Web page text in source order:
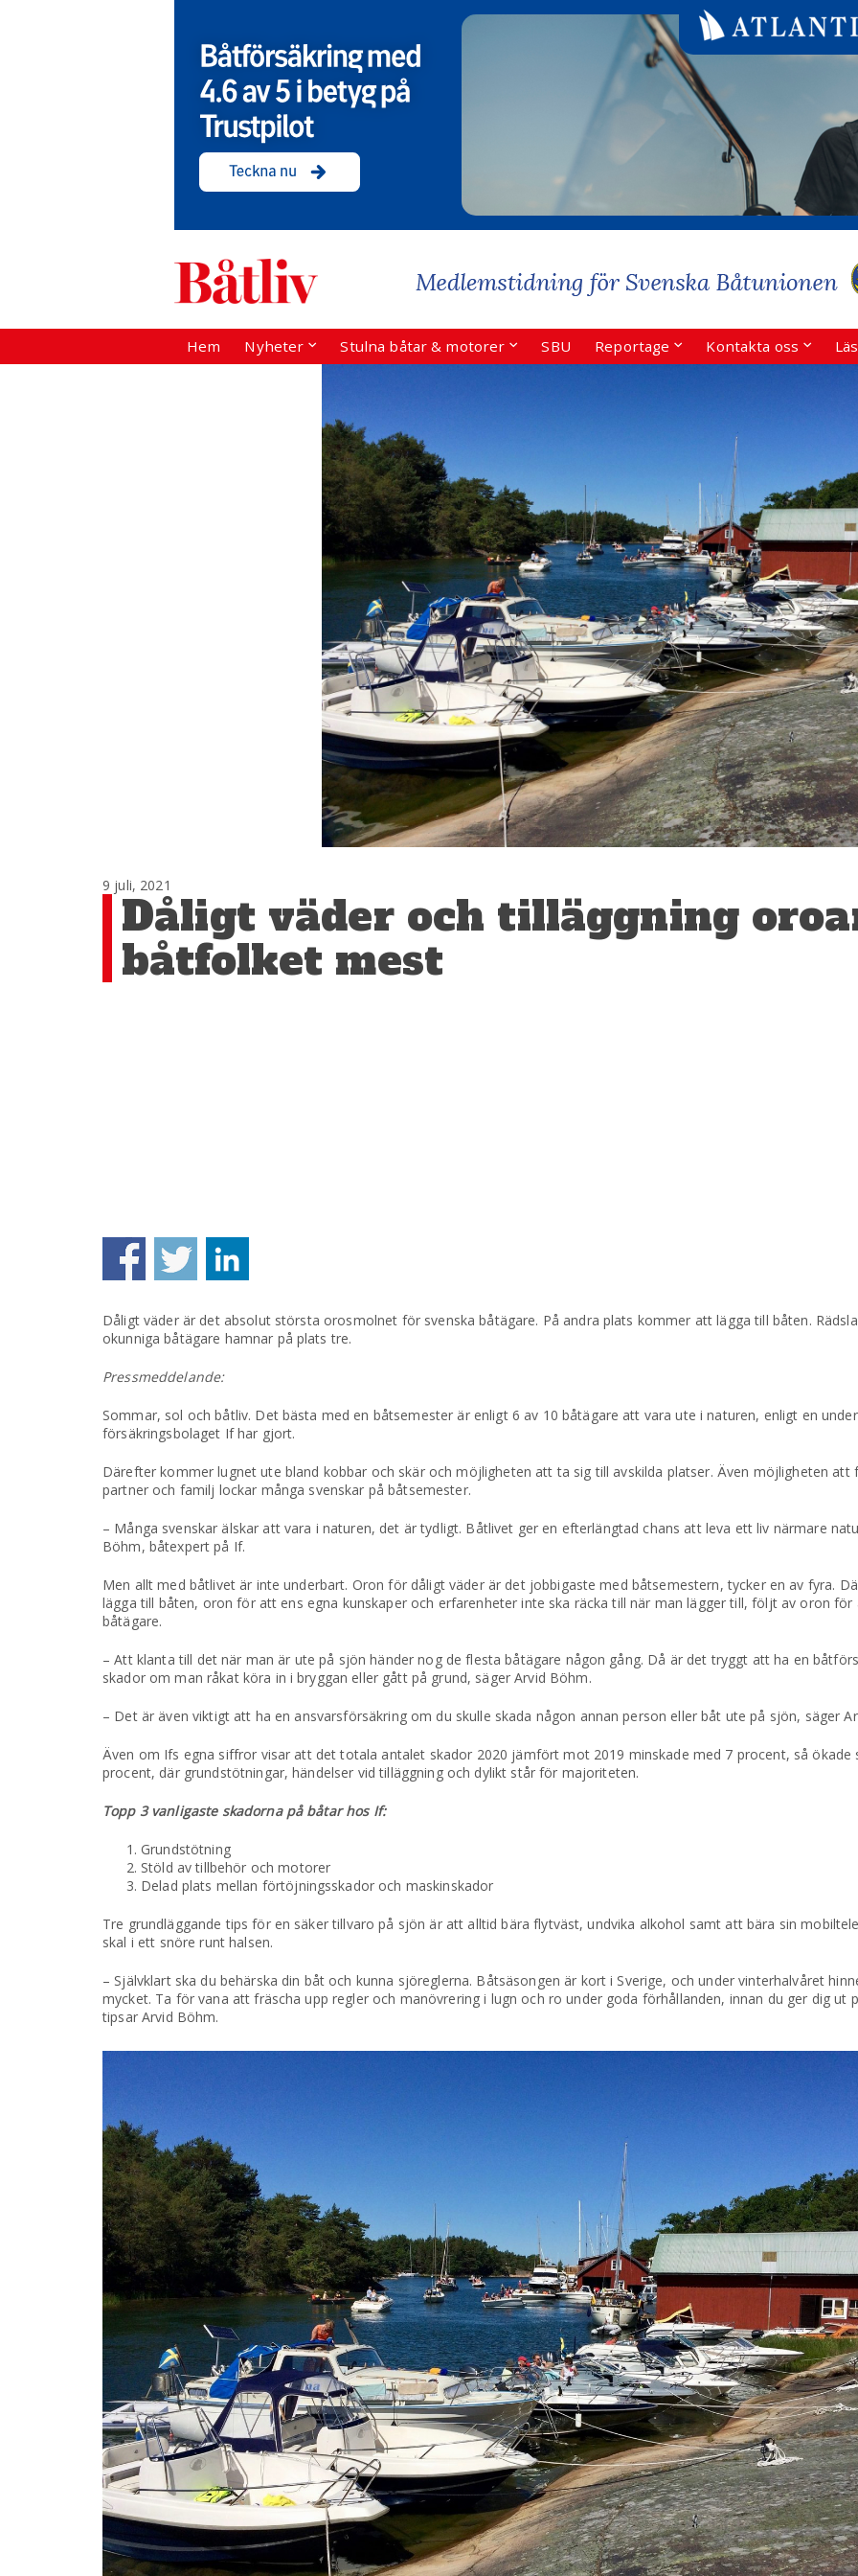
Hem Nyheter Stulna båtar & motorer SBU Reportage Kontakta oss
9 juli, 2021
Dåligt väder och tilläggning
båtfolket mest
Dåligt väder är det absolut största orosmolnet för svenska båtägare. På andra plats kommer att lägga till båten.
okunniga båtägare hamnar på plats tre.
Pressmeddelande:
Sommar, sol och båtliv. Det bästa med en båtsemester är enligt 6 av 10 båtägare att vara ute i naturen, enligt en
försäkringsbolaget If har gjort.
Därefter kommer lugnet ute bland kobbar och skär och möjligheten att ta sig till avskilda platser. Även möjligheten att
partner och familj lockar många svenskar på båtsemester.
– Många svenskar älskar att vara i naturen, det är tydligt. Båtlivet ger en efterlängtad chans att leva ett liv närmare
Böhm, båtexpert på If.
Men allt med båtlivet är inte underbart. Oron för dåligt väder är det jobbigaste med båtsemestern, tycker en av fyra.
lägga till båten, oron för att ens egna kunskaper och erfarenheter inte ska räcka till när man lägger till, följt av oron för
båtägare.
– Att klanta till det när man är ute på sjön händer nog de flesta båtägare någon gång. Då är det tryggt att ha en
skador om man råkat köra in i bryggan eller gått på grund, säger Arvid Böhm.
– Det är även viktigt att ha en ansvarsförsäkring om du skulle skada någon annan person eller båt ute på sjön, säger
Även om Ifs egna siffror visar att det totala antalet skador 2020 jämfört mot 2019 minskade med 7 procent, så ökade
procent, där grundstötningar, händelser vid tilläggning och dylikt står för majoriteten.
Topp 3 vanligaste skadorna på båtar hos If:
Grundstötning
Stöld av tillbehör och motorer
Delad plats mellan förtöjningsskador och maskinskador
Tre grundläggande tips för en säker tillvaro på sjön är att alltid bära flytväst, undvika alkohol samt att bära sin
skal i ett snöre runt halsen.
– Självklart ska du behärska din båt och kunna sjöreglerna. Båtsäsongen är kort i Sverige, och under vinterhalvåret
mycket. Ta fö­r vana att fräscha upp regler och manövrering i lugn och ro under goda förhållanden, innan du ger dig ut
tipsar Arvid Böhm.